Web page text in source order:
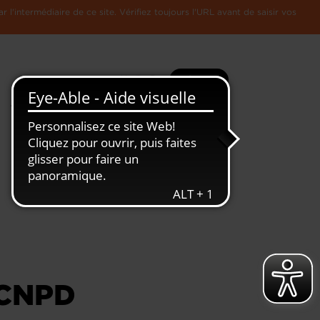
l'intermédiaire de ce site. Vérifiez toujours l'URL avant de saisir vos
Recherche Plus
Toute
L'Economie